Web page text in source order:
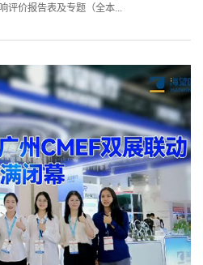
评价报告表及专题（全本...